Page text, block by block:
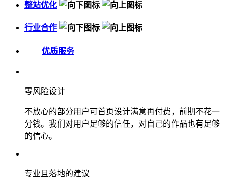
整站优化
行业合作
优质服务
零风险设计
不放心的部分用户可首页设计满意再付费，前期不花一
分钱。我们对用户足够的信任，对自己的作品也有足够
的信心。
专业且落地的建议